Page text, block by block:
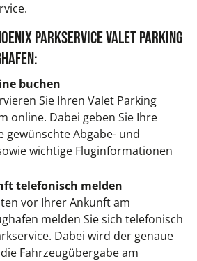
Parkservice Valet Parking
buchen
Sie Ihren Valet Parking
online. Dabei geben Sie Ihre
gewünschte Abgabe- und
wichtige Fluginformationen
telefonisch melden
vor Ihrer Ankunft am
melden Sie sich telefonisch
Dabei wird der genaue
Fahrzeugübergabe am